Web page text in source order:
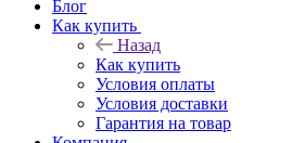
Блог
Как купить
Назад
Как купить
Условия оплаты
Условия доставки
Гарантия на товар